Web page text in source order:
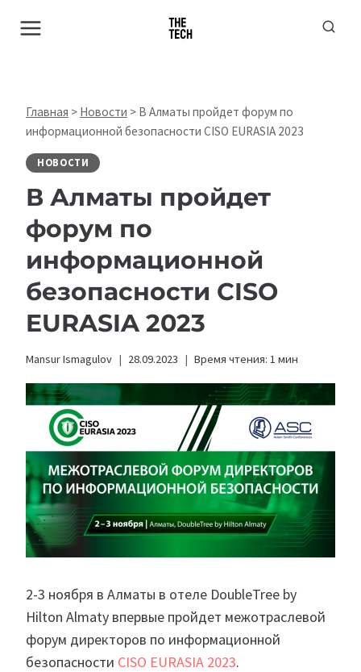
Главная > Новости > В Алматы пройдет форум по
информационной безопасности CISO EURASIA 2023
НОВОСТИ
В Алматы пройдет
форум по
информационной
безопасности CISO
EURASIA 2023
Mansur Ismagulov 28.09.2023 Время чтения: 1 мин
2-3 ноября в Алматы в отеле DoubleTree by
Hilton Almaty впервые пройдет межотраслевой
форум директоров по информационной
безопасности CISO EURASIA 2023.